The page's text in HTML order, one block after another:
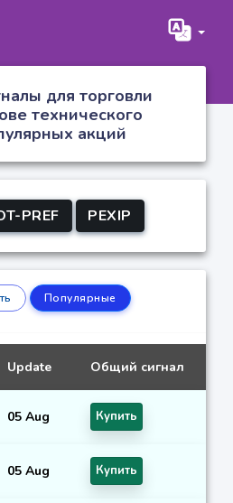
для торговли
технического
акций
PREF PEXIP
Популярные
Update Общий сигнал
05 Aug Купить
05 Aug Купить